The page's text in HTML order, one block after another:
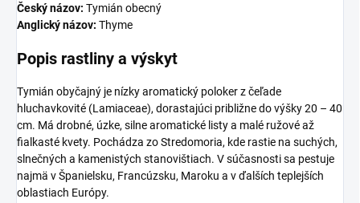
Český názov: Tymián obecný
Anglický názov: Thyme
Popis rastliny a výskyt
Tymián obyčajný je nízky aromatický poloker z čeľade
hluchavkovité (Lamiaceae), dorastajúci približne do výšky 20 – 40
cm. Má drobné, úzke, silne aromatické listy a malé ružové až
fialkasté kvety. Pochádza zo Stredomoria, kde rastie na suchých,
slnečných a kamenistých stanovištiach. V súčasnosti sa pestuje
najmä v Španielsku, Francúzsku, Maroku a v ďalších teplejších
oblastiach Európy.